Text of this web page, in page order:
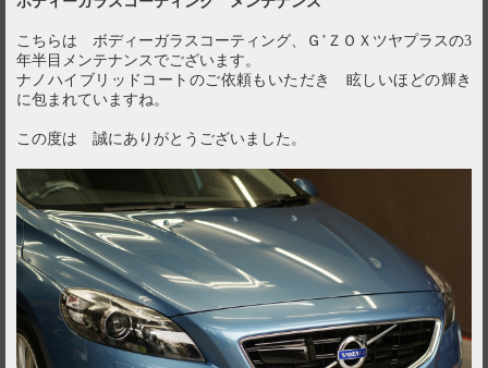
こちらは ボディーガラスコーティング、Ｇ’ＺＯＸツヤプラスの3
年半目メンテナンスでございます。
ナノハイブリッドコートのご依頼もいただき 眩しいほどの輝き
に包まれていますね。
この度は 誠にありがとうございました。